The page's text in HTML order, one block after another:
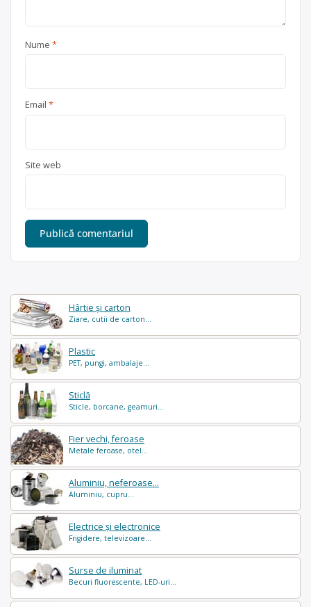
Hârtie și carton
Ziare, cutii de carton...
Plastic
PET, pungi, ambalaje...
Sticlă
Sticle, borcane, geamuri...
Fier vechi, feroase
Metale feroase, otel...
Aluminiu, neferoase...
Aluminiu, cupru...
Electrice și electronice
Frigidere, televizoare...
Surse de iluminat
Becuri fluorescente, LED-uri...
Nume *
Email *
Site web